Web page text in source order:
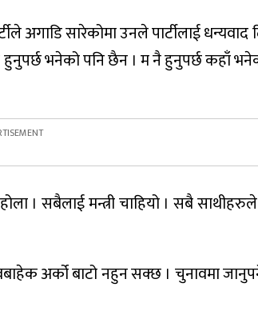
अगाडि सारेकोमा उनले पार्टीलाई धन्यवाद
भनेको पनि छैन । म नै हुनुपर्छ कहाँ
। सबैलाई मन्त्री चाहियो । सबै
अर्को बाटो नहुन सक्छ । चुनावमा